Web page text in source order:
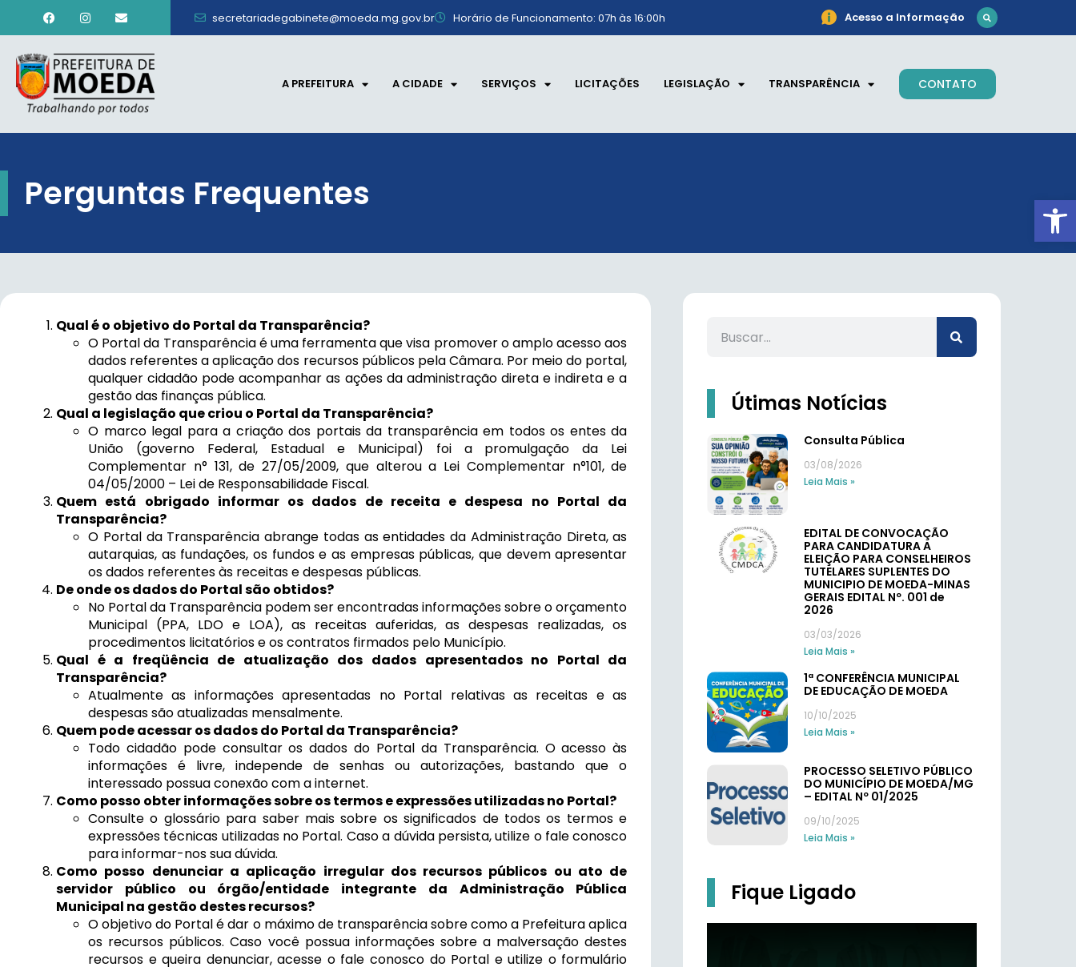
secretariadegabinete@moeda.mg.gov.br Horário de Funcionamento: 07h às 16:00h Acesso a Informação
A PREFEITURA A CIDADE SERVIÇOS LICITAÇÕES LEGISLAÇÃO TRANSPARÊNCIA CONTATO
Perguntas Frequentes
Qual é o objetivo do Portal da Transparência?
O Portal da Transparência é uma ferramenta que visa promover o amplo acesso aos
dados referentes a aplicação dos recursos públicos pela Câmara. Por meio do portal,
qualquer cidadão pode acompanhar as ações da administração direta e indireta e a
gestão das finanças pública.
Qual a legislação que criou o Portal da Transparência?
O marco legal para a criação dos portais da transparência em todos os entes da
União (governo Federal, Estadual e Municipal) foi a promulgação da Lei
Complementar n° 131, de 27/05/2009, que alterou a Lei Complementar n°101, de
04/05/2000 – Lei de Responsabilidade Fiscal.
Quem está obrigado informar os dados de receita e despesa no Portal da
Transparência?
O Portal da Transparência abrange todas as entidades da Administração Direta, as
autarquias, as fundações, os fundos e as empresas públicas, que devem apresentar
os dados referentes às receitas e despesas públicas.
De onde os dados do Portal são obtidos?
No Portal da Transparência podem ser encontradas informações sobre o orçamento
Municipal (PPA, LDO e LOA), as receitas auferidas, as despesas realizadas, os
procedimentos licitatórios e os contratos firmados pelo Município.
Qual é a freqüência de atualização dos dados apresentados no Portal da
Transparência?
Atualmente as informações apresentadas no Portal relativas as receitas e as
despesas são atualizadas mensalmente.
Quem pode acessar os dados do Portal da Transparência?
Todo cidadão pode consultar os dados do Portal da Transparência. O acesso às
informações é livre, independe de senhas ou autorizações, bastando que o
interessado possua conexão com a internet.
Como posso obter informações sobre os termos e expressões utilizadas no Portal?
Consulte o glossário para saber mais sobre os significados de todos os termos e
expressões técnicas utilizadas no Portal. Caso a dúvida persista, utilize o fale conosco
para informar-nos sua dúvida.
Como posso denunciar a aplicação irregular dos recursos públicos ou ato de
servidor público ou órgão/entidade integrante da Administração Pública
Municipal na gestão destes recursos?
O objetivo do Portal é dar o máximo de transparência sobre como a Prefeitura aplica
os recursos públicos. Caso você possua informações sobre a malversação destes
recursos e queira denunciar, acesse o fale conosco do Portal e utilize o formulário
Útimas Notícias
Consulta Pública
03/08/2026
Leia Mais »
EDITAL DE CONVOCAÇÃO
PARA CANDIDATURA A
ELEIÇÃO PARA CONSELHEIROS
TUTELARES SUPLENTES DO
MUNICIPIO DE MOEDA-MINAS
GERAIS EDITAL Nº. 001 de
2026
03/03/2026
Leia Mais »
1ª CONFERÊNCIA MUNICIPAL
DE EDUCAÇÃO DE MOEDA
10/10/2025
Leia Mais »
PROCESSO SELETIVO PÚBLICO
DO MUNICÍPIO DE MOEDA/MG
– EDITAL Nº 01/2025
09/10/2025
Leia Mais »
Fique Ligado